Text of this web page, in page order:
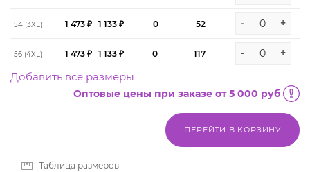
54 (3XL) 1 473 ₽ 1 133 ₽ 0 52 - +
56 (4XL) 1 473 ₽ 1 133 ₽ 0 117 - +
Добавить все размеры
Оптовые цены при заказе от 5 000 руб
ПЕРЕЙТИ В КОРЗИНУ
Таблица размеров